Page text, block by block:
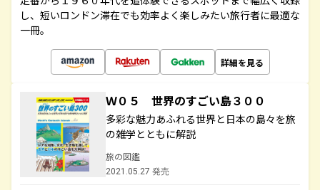
し、短いロンドン滞在でも効率よく楽しみたい旅行者に最適な
一冊。
詳細を見る
Ｗ０５ 世界のすごい島３００
多彩な魅力あふれる世界と日本の島々を旅
の雑学とともに解説
旅の図鑑
2021.05.27 発売